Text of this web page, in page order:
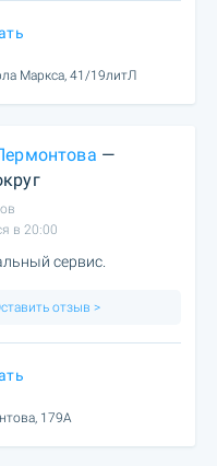
Маркса, 41/19литЛ
—
в 20:00
сервис.
отзыв >
179А